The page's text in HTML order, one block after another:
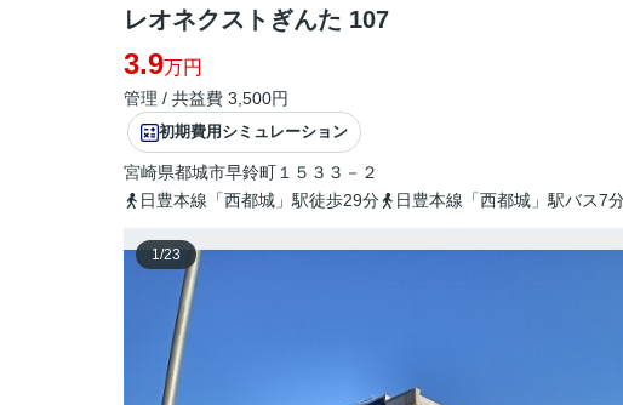
レオネクストぎんた 107
3.9万円
管理 / 共益費 3,500円
初期費用シミュレーション
宮崎県都城市早鈴町 １５３３－２
日豊本線「西都城」駅徒歩29分
日豊本線「西都城」駅バス7
1/23